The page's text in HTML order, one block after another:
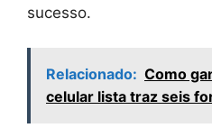
sucesso.
Relacionado: Como
celular lista traz seis